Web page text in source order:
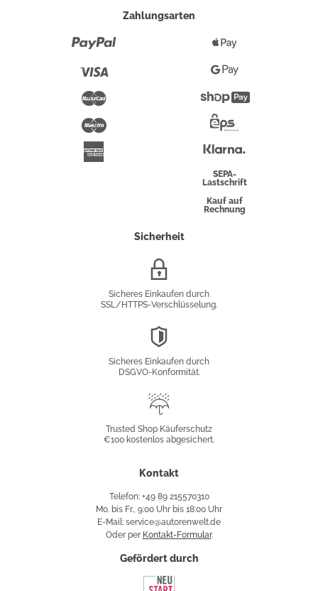
Zahlungsarten
Maestro
Pay
Google
Pay
Überweisung
SEPA-
Lastschrift
Kauf auf
Rechnung
Sicherheit
Sicheres Einkaufen durch
SSL/HTTPS-Verschlüsselung.
Sicheres Einkaufen durch
DSGVO-Konformität.
Käuferschutz
Trusted Shop Käuferschutz
€100 kostenlos abgesichert.
Kontakt
Telefon: +49 89 215570310
Mo. bis Fr., 9:00 Uhr bis 18:00 Uhr
E-Mail: service@autorenwelt.de
Oder per Kontakt-Formular.
Gefördert durch